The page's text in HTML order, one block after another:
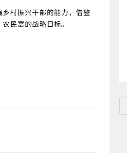
村振兴干部的能力，借鉴
民富的战略目标。